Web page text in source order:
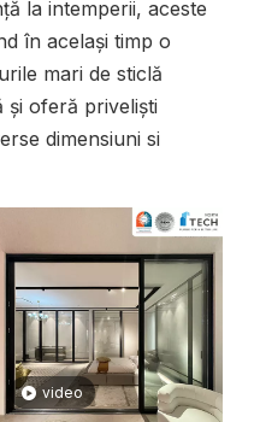
la intemperii, aceste
în același timp o
mari de sticlă
și oferă priveliști
dimensiuni si
video